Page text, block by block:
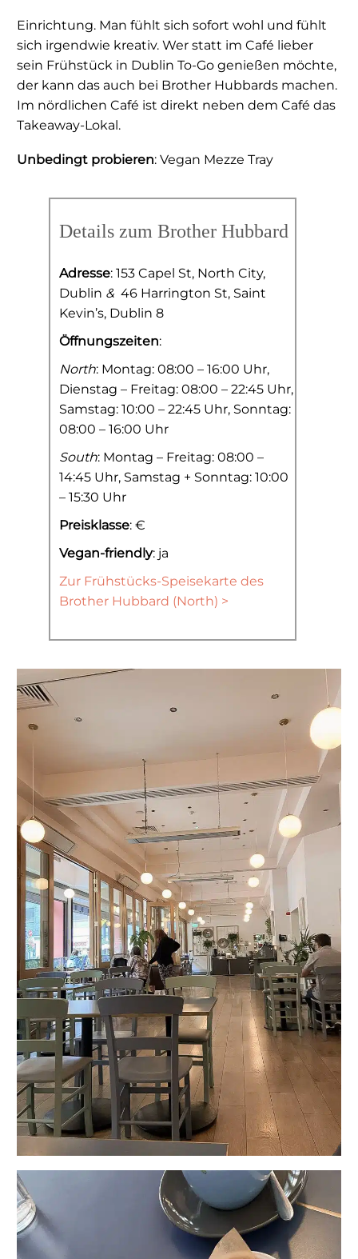
Einrichtung. Man fühlt sich sofort wohl und fühlt
sich irgendwie kreativ. Wer statt im Café lieber
sein Frühstück in Dublin To-Go genießen möchte,
der kann das auch bei Brother Hubbards machen.
Im nördlichen Café ist direkt neben dem Café das
Takeaway-Lokal.
Unbedingt probieren: Vegan Mezze Tray
Details zum Brother Hubbard
Adresse: 153 Capel St, North City,
Dublin & 46 Harrington St, Saint
Kevin’s, Dublin 8
Öffnungszeiten:
North: Montag: 08:00 – 16:00 Uhr,
Dienstag – Freitag: 08:00 – 22:45 Uhr,
Samstag: 10:00 – 22:45 Uhr, Sonntag:
08:00 – 16:00 Uhr
South: Montag – Freitag: 08:00 –
14:45 Uhr, Samstag + Sonntag: 10:00
– 15:30 Uhr
Preisklasse: €
Vegan-friendly: ja
Zur Frühstücks-Speisekarte des
Brother Hubbard (North) >